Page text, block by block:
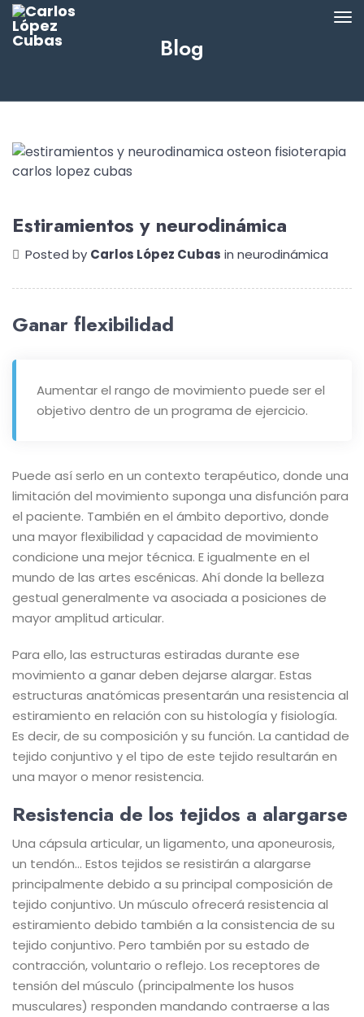
Blog
Estiramientos y neurodinámica
Posted by Carlos López Cubas in neurodinámica
Ganar flexibilidad
Aumentar el rango de movimiento puede ser el
objetivo dentro de un programa de ejercicio.
Puede así serlo en un contexto terapéutico, donde una
limitación del movimiento suponga una disfunción para
el paciente. También en el ámbito deportivo, donde
una mayor flexibilidad y capacidad de movimiento
condicione una mejor técnica. E igualmente en el
mundo de las artes escénicas. Ahí donde la belleza
gestual generalmente va asociada a posiciones de
mayor amplitud articular.
Para ello, las estructuras estiradas durante ese
movimiento a ganar deben dejarse alargar. Estas
estructuras anatómicas presentarán una resistencia al
estiramiento en relación con su histología y fisiología.
Es decir, de su composición y su función. La cantidad de
tejido conjuntivo y el tipo de este tejido resultarán en
una mayor o menor resistencia.
Resistencia de los tejidos a alargarse
Una cápsula articular, un ligamento, una aponeurosis,
un tendón… Estos tejidos se resistirán a alargarse
principalmente debido a su principal composición de
tejido conjuntivo. Un músculo ofrecerá resistencia al
estiramiento debido también a la consistencia de su
tejido conjuntivo. Pero también por su estado de
contracción, voluntario o reflejo. Los receptores de
tensión del músculo (principalmente los husos
musculares) responden mandando contraerse a las